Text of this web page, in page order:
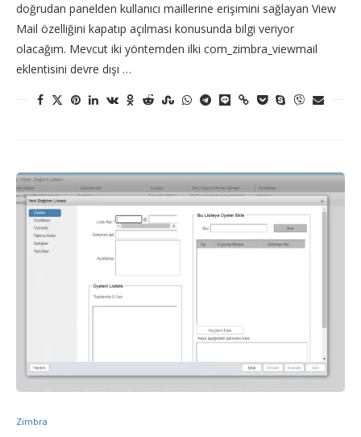
doğrudan panelden kullanıcı maillerine erişimini sağlayan View
Mail özelliğini kapatıp açılması konusunda bilgi veriyor
olacağım. Mevcut iki yöntemden ilki com_zimbra_viewmail
eklentisini devre dışı …
Zimbra